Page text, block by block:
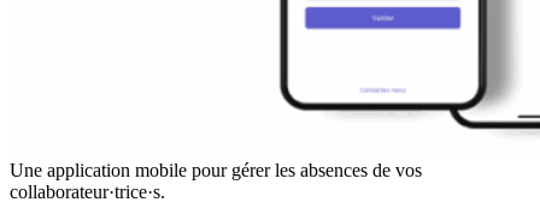
Une application mobile pour gérer les absences de vos
collaborateur·trice·s.